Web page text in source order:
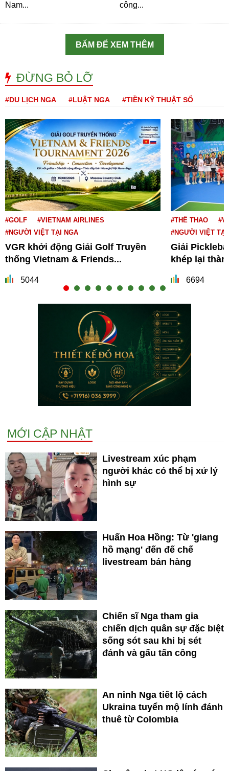
Nam...
công...
BẤM ĐỂ XEM THÊM
ĐỪNG BỎ LỠ
#DU LỊCH NGA #LUẬT NGA #TIỀN KỸ THUẬT SỐ
#GOLF
#VIETNAM AIRLINES
#NGƯỜI VIỆT TẠI NGA
VGR khởi động Giải Golf Truyền
thống Vietnam & Friends...
5044
#THỂ THAO
#NGƯỜI VIỆT TẠI
Giải
khép lại
6694
MỚI CẬP NHẬT
Livestream xúc phạm
người khác có thể bị xử lý
hình sự
Huấn Hoa Hồng: Từ 'giang
hồ mạng' đến đế chế
livestream bán hàng
Chiến sĩ Nga tham gia
chiến dịch quân sự đặc biệt
sống sót sau khi bị sét
đánh và gấu tấn công
An ninh Nga tiết lộ cách
Ukraina tuyển mộ lính đánh
thuê từ Colombia